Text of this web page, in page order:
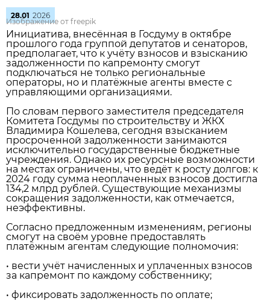
28.01 2026
Изображение от freepik
Инициатива, внесённая в Госдуму в октябре
прошлого года группой депутатов и сенаторов,
предполагает, что к учёту взносов и взысканию
задолженности по капремонту смогут
подключаться не только региональные
операторы, но и платёжные агенты вместе с
управляющими организациями.
По словам первого заместителя председателя
Комитета Госдумы по строительству и ЖКХ
Владимира Кошелева, сегодня взысканием
просроченной задолженности занимаются
исключительно государственные бюджетные
учреждения. Однако их ресурсные возможности
на местах ограничены, что ведёт к росту долгов: к
2024 году сумма неоплаченных взносов достигла
134,2 млрд рублей. Существующие механизмы
сокращения задолженности, как отмечается,
неэффективны.
Согласно предложенным изменениям, регионы
смогут на своём уровне предоставлять
платёжным агентам следующие полномочия:
• вести учёт начисленных и уплаченных взносов
за капремонт по каждому собственнику;
• фиксировать задолженность по оплате;